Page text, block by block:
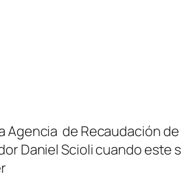
de Recaudación
Daniel Scioli cuando